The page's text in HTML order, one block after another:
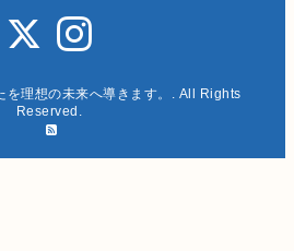
理想の未来へ導きます。
. All Rights
Reserved.